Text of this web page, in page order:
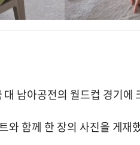
남아공전의 월드컵 경기에
와 함께 한 장의 사진을 게재